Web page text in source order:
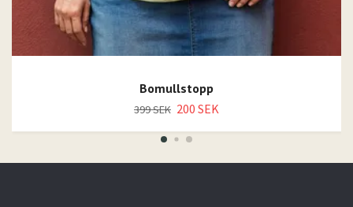
Bomullstopp
399 SEK 200 SEK